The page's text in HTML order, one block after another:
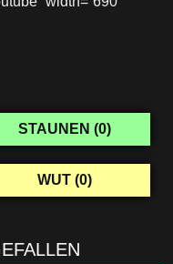
STAUNEN (0)
WUT (0)